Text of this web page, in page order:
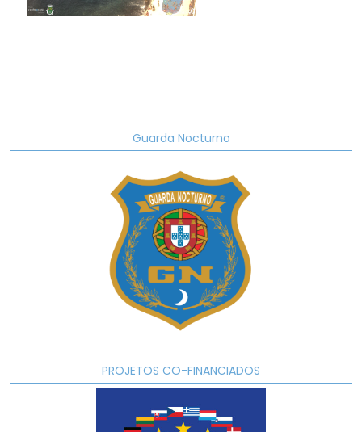
Guarda Nocturno
PROJETOS CO-FINANCIADOS